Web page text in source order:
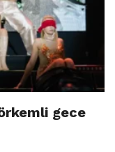
gece